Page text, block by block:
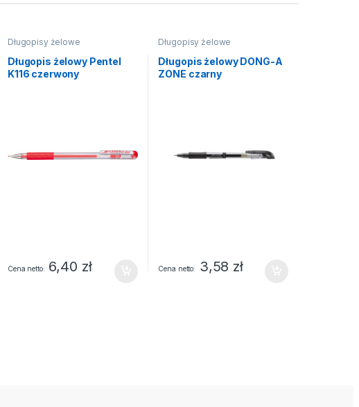
Długopisy żelowe
Długopis żelowy Pentel
K116 czerwony
Cena netto 6,40 zł
Długopisy żelowe
Długopis żelowy DONG-A
ZONE czarny
Cena netto 3,58 zł